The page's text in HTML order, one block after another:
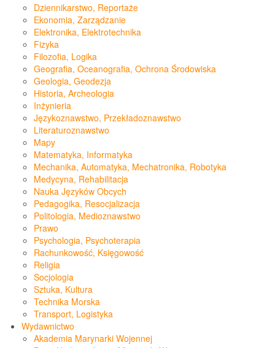
Dziennikarstwo, Reportaże
Ekonomia, Zarządzanie
Elektronika, Elektrotechnika
Fizyka
Filozofia, Logika
Geografia, Oceanografia, Ochrona Środowiska
Geologia, Geodezja
Historia, Archeologia
Inżynieria
Językoznawstwo, Przekładoznawstwo
Literaturoznawstwo
Mapy
Matematyka, Informatyka
Mechanika, Automatyka, Mechatronika, Robotyka
Medycyna, Rehabilitacja
Nauka Języków Obcych
Pedagogika, Resocjalizacja
Politologia, Medioznawstwo
Prawo
Psychologia, Psychoterapia
Rachunkowość, Księgowość
Religia
Socjologia
Sztuka, Kultura
Technika Morska
Transport, Logistyka
Wydawnictwo
Akademia Marynarki Wojennej